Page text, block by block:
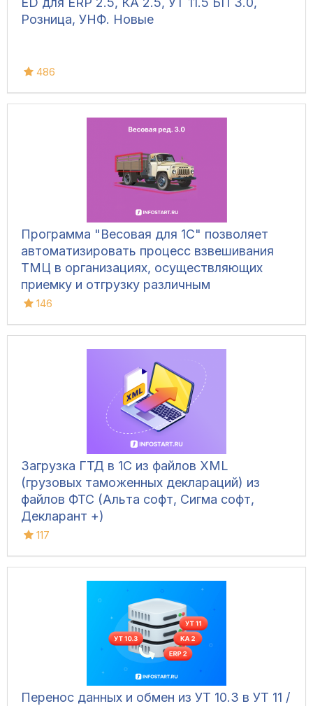
Розница, УНФ. Новые
486
Программа "Весовая для 1С" позволяет
автоматизировать процесс взвешивания
ТМЦ в организациях, осуществляющих
приемку и отгрузку различным
транспортом, для ведения складского
Конфигурация позволяет фиксировать вес
вручную, напрямую с весов, а также
управлять дополнительным
оборудованием и контролировать
движение транспорта.
146
Загрузка ГТД в 1С из файлов XML
(грузовых таможенных деклараций) из
файлов ФТС (Альта софт, Сигма софт,
Декларант +)
117
Перенос данных и обмен из УТ 10.3 в УТ 11 /